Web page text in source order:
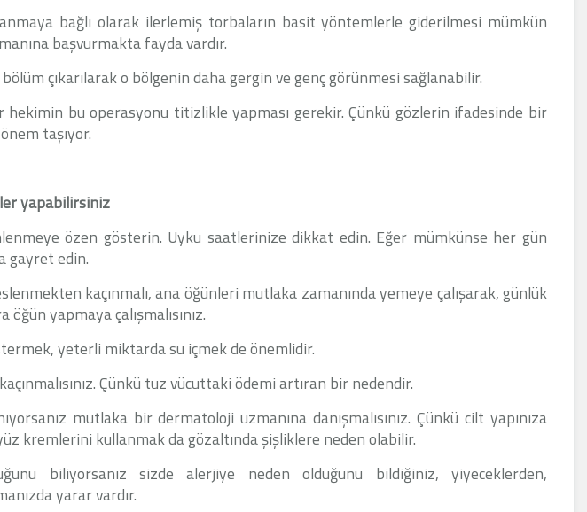
bağlı olarak ilerlemiş torbaların basit yöntemlerle giderilmesi mümkün
başvurmakta fayda vardır.
çıkarılarak o bölgenin daha gergin ve genç görünmesi sağlanabilir.
hekimin bu operasyonu titizlikle yapması gerekir. Çünkü gözlerin ifadesinde bir
taşıyor.
yapabilirsiniz
özen gösterin. Uyku saatlerinize dikkat edin. Eğer mümkünse her gün
gayret edin.
kaçınmalı, ana öğünleri mutlaka zamanında yemeye çalışarak, günlük
yapmaya çalışmalısınız.
yeterli miktarda su içmek de önemlidir.
Çünkü tuz vücuttaki ödemi artıran bir nedendir.
mutlaka bir dermatoloji uzmanına danışmalısınız. Çünkü cilt yapınıza
yüz kremlerini kullanmak da gözaltında şişliklere neden olabilir.
biliyorsanız sizde alerjiye neden olduğunu bildiğiniz, yiyeceklerden,
yarar vardır.